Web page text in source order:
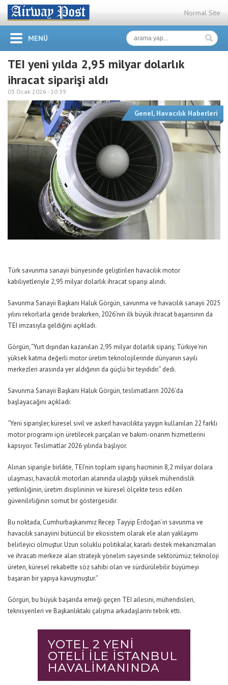
Normal Site
MENÜ
TEI yeni yılda 2,95 milyar dolarlık
ihracat siparişi aldı
03 Ocak 2026 - 10:39
Genel, Havacılık Haberleri
Türk savunma sanayii bünyesinde geliştirilen havacılık motor
kabiliyetleriyle 2,95 milyar dolarlık ihracat siparişi alındı.
Savunma Sanayii Başkanı Haluk Görgün, savunma ve havacılık sanayii 2025
yılını rekorlarla geride bırakırken, 2026’nın ilk büyük ihracat başarısının da
TEI imzasıyla geldiğini açıkladı.
Görgün, “Yurt dışından kazanılan 2,95 milyar dolarlık sipariş; Türkiye’nin
yüksek katma değerli motor üretim teknolojilerinde dünyanın sayılı
merkezleri arasında yer aldığının da güçlü bir teyididir.” dedi.
Savunma Sanayii Başkanı Haluk Görgün, teslimatların 2026’da
başlayacağını açıkladı:
“Yeni siparişler, küresel sivil ve askerî havacılıkta yaygın kullanılan 22 farklı
motor programı için üretilecek parçaları ve bakım-onarım hizmetlerini
kapsıyor. Teslimatlar 2026 yılında başlıyor.
Alınan siparişle birlikte, TEI’nin toplam sipariş hacminin 8,2 milyar dolara
ulaşması, havacılık motorları alanında ulaştığı yüksek mühendislik
yetkinliğinin, üretim disiplininin ve küresel ölçekte tesis edilen
güvenilirliğinin somut bir göstergesidir.
Bu noktada, Cumhurbaşkanımız Recep Tayyip Erdoğan’ın savunma ve
havacılık sanayiini bütüncül bir ekosistem olarak ele alan yaklaşımı
belirleyici olmuştur. Uzun soluklu politikalar, kararlı destek mekanizmaları
ve ihracatı merkeze alan stratejik yönelim sayesinde sektörümüz; teknoloji
üreten, küresel rekabette söz sahibi olan ve sürdürülebilir büyümeyi
başaran bir yapıya kavuşmuştur.”
Görgün, bu büyük başarıda emeği geçen TEI ailesini, mühendisleri,
teknisyenleri ve Başkanlıktaki çalışma arkadaşlarını tebrik etti.